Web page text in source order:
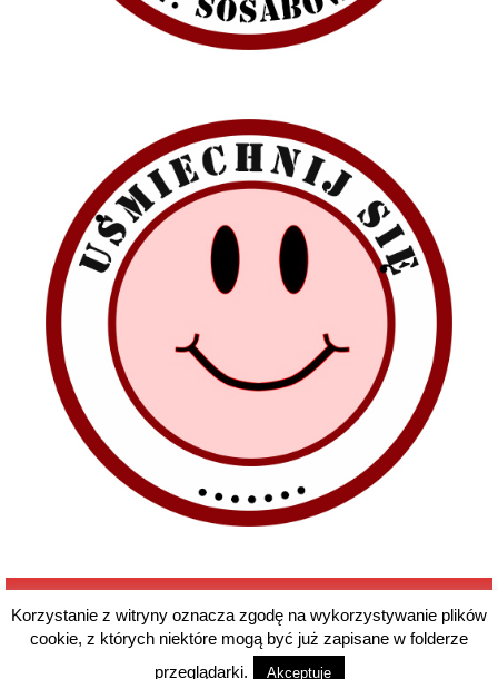
© 2026 7 Harcerska Drużyna Czerwonych Beretów im generała Stanisława
Korzystanie z witryny oznacza zgodę na wykorzystywanie plików
cookie, z których niektóre mogą być już zapisane w folderze
przeglądarki.
Akceptuje